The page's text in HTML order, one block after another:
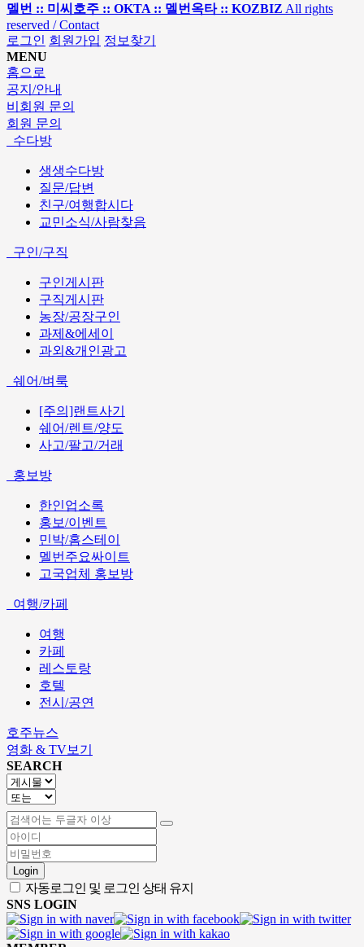
멜번 :: 미씨호주 :: OKTA :: 멜번옥타 :: KOZBIZ All rights
reserved / Contact
로그인 회원가입 정보찾기
MENU
홈으로
공지/안내
비회원 문의
회원 문의
수다방
생생수다방
질문/답변
친구/여행합시다
교민소식/사람찾음
구인/구직
구인게시판
구직게시판
농장/공장구인
과제&에세이
과외&개인광고
쉐어/벼룩
[주의]랜트사기
쉐어/렌트/양도
사고/팔고/거래
홍보방
한인업소록
홍보/이벤트
민박/홈스테이
멜번주요싸이트
고국업체 홍보방
여행/카페
여행
카페
레스토랑
호텔
전시/공연
호주뉴스
영화 & TV보기
SEARCH
Login
자동로그인 및 로그인 상태 유지
SNS LOGIN